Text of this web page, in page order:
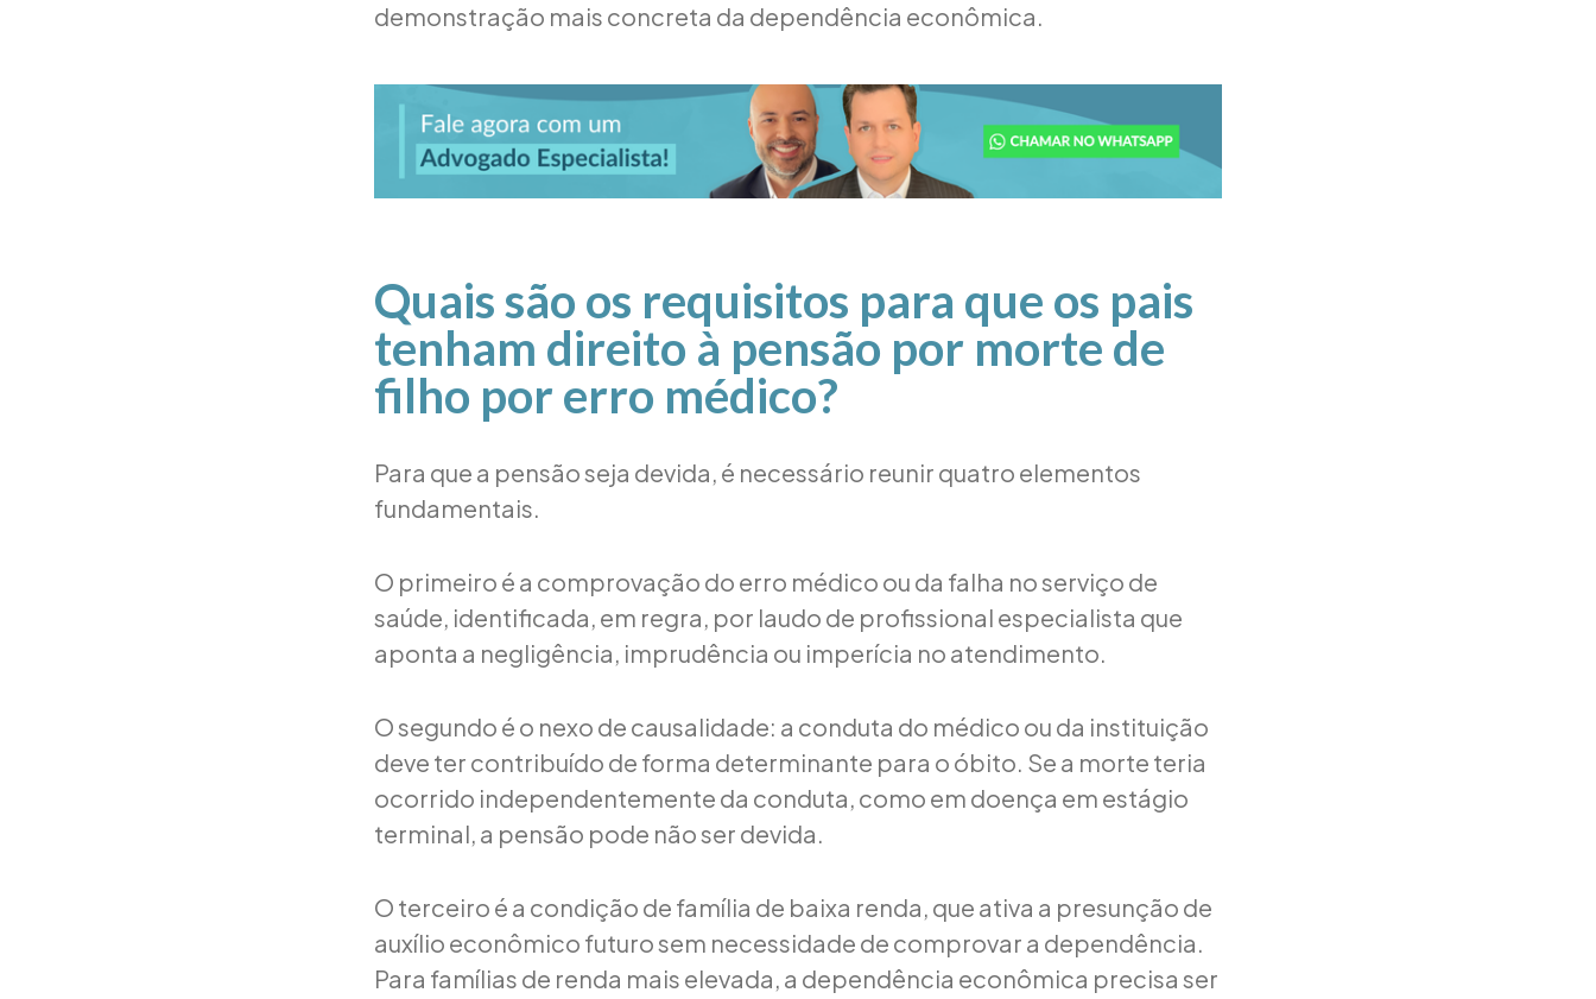
demonstração mais concreta da dependência econômica.
Quais são os requisitos para que os pais
tenham direito à pensão por morte de
filho por erro médico?
Para que a pensão seja devida, é necessário reunir quatro elementos
fundamentais.
O primeiro é a comprovação do erro médico ou da falha no serviço de
saúde, identificada, em regra, por laudo de profissional especialista que
aponta a negligência, imprudência ou imperícia no atendimento.
O segundo é o nexo de causalidade: a conduta do médico ou da instituição
deve ter contribuído de forma determinante para o óbito. Se a morte teria
ocorrido independentemente da conduta, como em doença em estágio
terminal, a pensão pode não ser devida.
O terceiro é a condição de família de baixa renda, que ativa a presunção de
auxílio econômico futuro sem necessidade de comprovar a dependência.
Para famílias de renda mais elevada, a dependência econômica precisa ser